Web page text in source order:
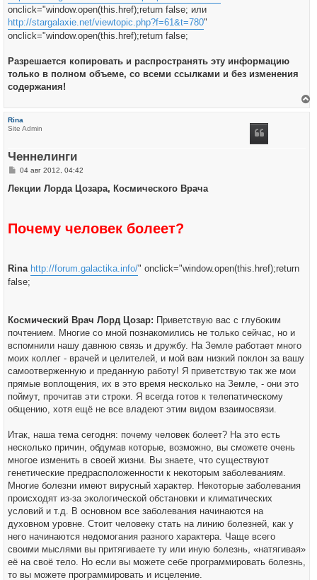
onclick="window.open(this.href);return false; или
http://stargalaxie.net/viewtopic.php?f=61&t=780"
onclick="window.open(this.href);return false;
Разрешается копировать и распространять эту информацию
только в полном объеме, со всеми ссылками и без изменения
содержания!
Rina
Site Admin
Ченнелинги
С
о
и
04 авг 2012, 04:42
Лекции Лорда Цозара, Космического Врача
Почему человек болеет?
Rina http://forum.galactika.info/" onclick="window.open(this.href);return
false;
Космический Врач Лорд Цозар: Приветствую вас с глубоким
почтением. Многие со мной познакомились не только сейчас, но и
вспомнили нашу давнюю связь и дружбу. На Земле работает много
моих коллег - врачей и целителей, и мой вам низкий поклон за вашу
самоотверженную и преданную работу! Я приветствую так же мои
прямые воплощения, их в это время несколько на Земле, - они это
поймут, прочитав эти строки. Я всегда готов к телепатическому
общению, хотя ещё не все владеют этим видом взаимосвязи.
Итак, наша тема сегодня: почему человек болеет? На это есть
несколько причин, обдумав которые, возможно, вы сможете очень
многое изменить в своей жизни. Вы знаете, что существуют
генетические предрасположенности к некоторым заболеваниям.
Многие болезни имеют вирусный характер. Некоторые заболевания
происходят из-за экологической обстановки и климатических
условий и т.д. В основном все заболевания начинаются на
духовном уровне. Стоит человеку стать на линию болезней, как у
него начинаются недомогания разного характера. Чаще всего
своими мыслями вы притягиваете ту или иную болезнь, «натягивая»
её на своё тело. Но если вы можете себе программировать болезнь,
то вы можете программировать и исцеление.